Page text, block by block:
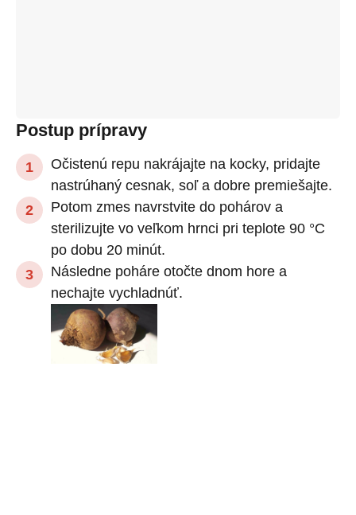
Postup prípravy
Očistenú repu nakrájajte na kocky, pridajte
nastrúhaný cesnak, soľ a dobre premiešajte.
Potom zmes navrstvite do pohárov a
sterilizujte vo veľkom hrnci pri teplote 90 °C
po dobu 20 minút.
Následne poháre otočte dnom hore a
nechajte vychladnúť.